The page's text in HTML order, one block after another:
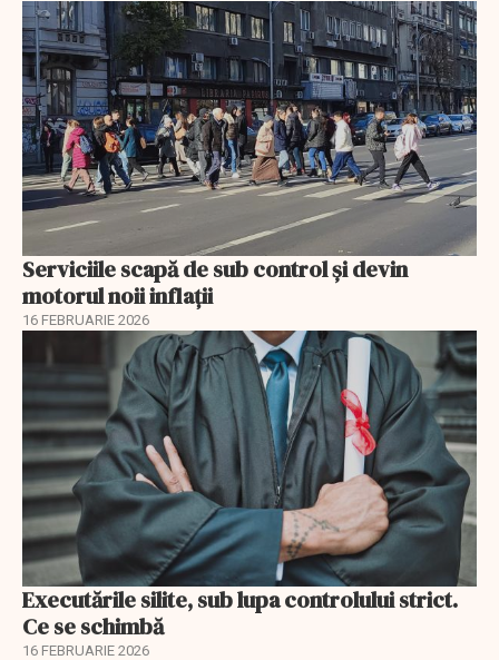
Serviciile scapă de sub control și devin
motorul noii inflații
16 FEBRUARIE 2026
Executările silite, sub lupa controlului strict.
Ce se schimbă
16 FEBRUARIE 2026